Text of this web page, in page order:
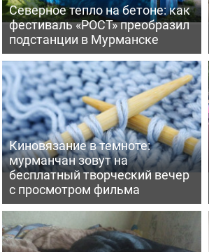
Северное тепло на бетоне: как
фестиваль «РОСТ» преобразил
подстанции в Мурманске
Киновязание в темноте:
мурманчан зовут на
бесплатный творческий вечер
с просмотром фильма